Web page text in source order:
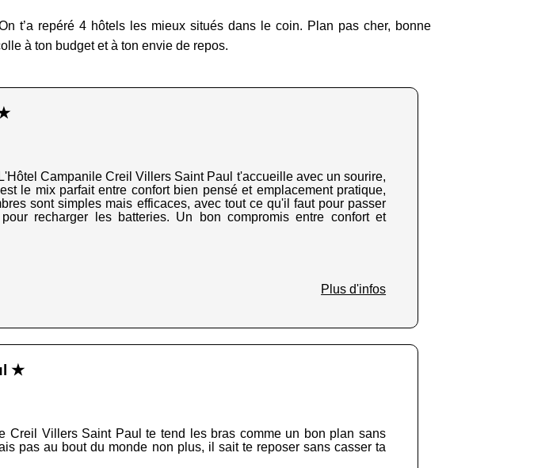
t’a repéré 4 hôtels les mieux situés dans le coin. Plan pas cher, bonne
à ton budget et à ton envie de repos.
Campanile Creil Villers Saint Paul t'accueille avec un sourire,
le mix parfait entre confort bien pensé et emplacement pratique,
sont simples mais efficaces, avec tout ce qu'il faut pour passer
recharger les batteries. Un bon compromis entre confort et
Plus d'infos
★
Creil Villers Saint Paul te tend les bras comme un bon plan sans
pas au bout du monde non plus, il sait te reposer sans casser ta